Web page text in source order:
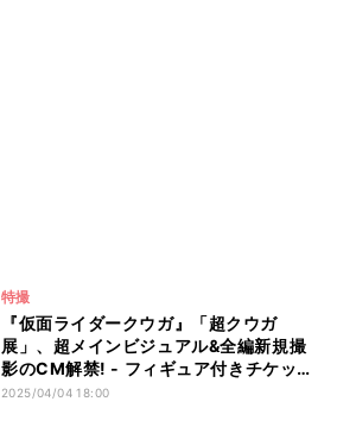
特撮
『仮面ライダークウガ』「超クウガ
展」、超メインビジュアル&全編新規撮
影のCM解禁! - フィギュア付きチケット
も発売開始
2025/04/04 18:00